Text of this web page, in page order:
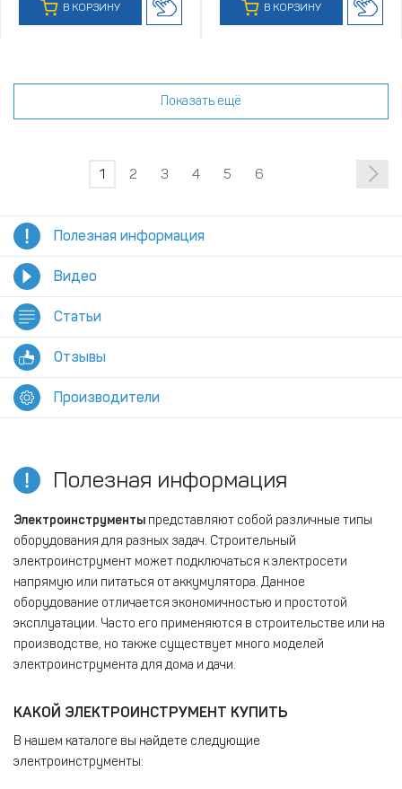
В КОРЗИНУ В КОРЗИНУ
Показать ещё
1 2 3 4 5 6
Полезная информация
Видео
Статьи
Отзывы
Производители
Полезная информация
Электроинструменты представляют собой различные типы
оборудования для разных задач. Строительный
электроинструмент может подключаться к электросети
напрямую или питаться от аккумулятора. Данное
оборудование отличается экономичностью и простотой
эксплуатации. Часто его применяются в строительстве или на
производстве, но также существует много моделей
электроинструмента для дома и дачи.
КАКОЙ ЭЛЕКТРОИНСТРУМЕНТ КУПИТЬ
В нашем каталоге вы найдете следующие
электроинструменты: